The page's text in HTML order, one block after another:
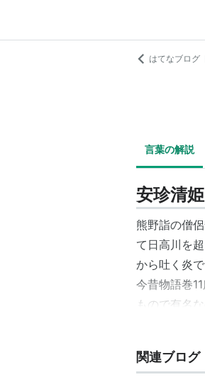
はてなブログ
言葉の解説
安珍清姫
熊野詣の僧
て日高川を
から吐く炎
今昔物語巻
もので有名
関連ブログ